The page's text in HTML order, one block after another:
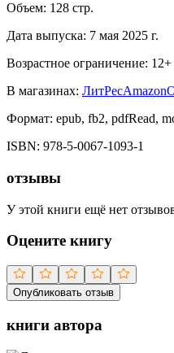
Объем: 128 стр.
Дата выпуска: 7 мая 2025 г.
Возрастное ограничение: 12+
В магазинах: ЛитРесAmazon
Формат: epub, fb2, pdfRead,
ISBN: 978-5-0067-1093-1
отзывы
У этой книги ещё нет
Оцените книгу
Опубликовать отзыв
книги автора